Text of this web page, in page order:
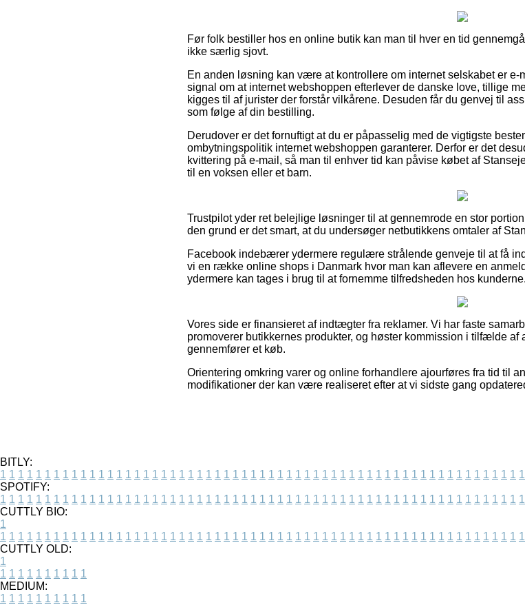
Før folk bestiller hos en online butik kan man til hver en tid
ikke særlig sjovt.
En anden løsning kan være at kontrollere om internet selskabet er
signal om at internet webshoppen efterlever de danske love, tillige
kigges til af jurister der forstår vilkårene. Desuden får du genvej til
som følge af din bestilling.
Derudover er det fornuftigt at du er påpasselig med de vigtigste
ombytningspolitik internet webshoppen garanterer. Derfor er det
kvittering på e-mail, så man til enhver tid kan påvise købet af
til en voksen eller et barn.
Trustpilot yder ret belejlige løsninger til at gennemrode en stor
den grund er det smart, at du undersøger netbutikkens omtaler af
Facebook indebærer ydermere regulære strålende genveje til at få
vi en række online shops i Danmark hvor man kan aflevere en
ydermere kan tages i brug til at fornemme tilfredsheden hos kunderne.
Vores side er finansieret af indtægter fra reklamer. Vi har faste
promoverer butikkernes produkter, og høster kommission i tilfælde af
gennemfører et køb.
Orientering omkring varer og online forhandlere ajourføres fra tid til
modifikationer der kan være realiseret efter at vi sidste gang
BITLY:
1 1 1 1 1 1 1 1 1 1 1 1 1 1 1 1 1 1 1 1 1 1 1 1 1 1 1 1 1 1 1 1 1 1 1 1 1 1 1 1 1 1 1 1 1 1 1 1 1 1 1 1 1 1 1 1 1 1 1
SPOTIFY:
1 1 1 1 1 1 1 1 1 1 1 1 1 1 1 1 1 1 1 1 1 1 1 1 1 1 1 1 1 1 1 1 1 1 1 1 1 1 1 1 1 1 1 1 1 1 1 1 1 1 1 1 1 1 1 1 1 1 1
CUTTLY BIO:
1
1 1 1 1 1 1 1 1 1 1 1 1 1 1 1 1 1 1 1 1 1 1 1 1 1 1 1 1 1 1 1 1 1 1 1 1 1 1 1 1 1 1 1 1 1 1 1 1 1 1 1 1 1 1 1 1 1 1 1
CUTTLY OLD:
1
1 1 1 1 1 1 1 1 1 1
MEDIUM:
1 1 1 1 1 1 1 1 1 1